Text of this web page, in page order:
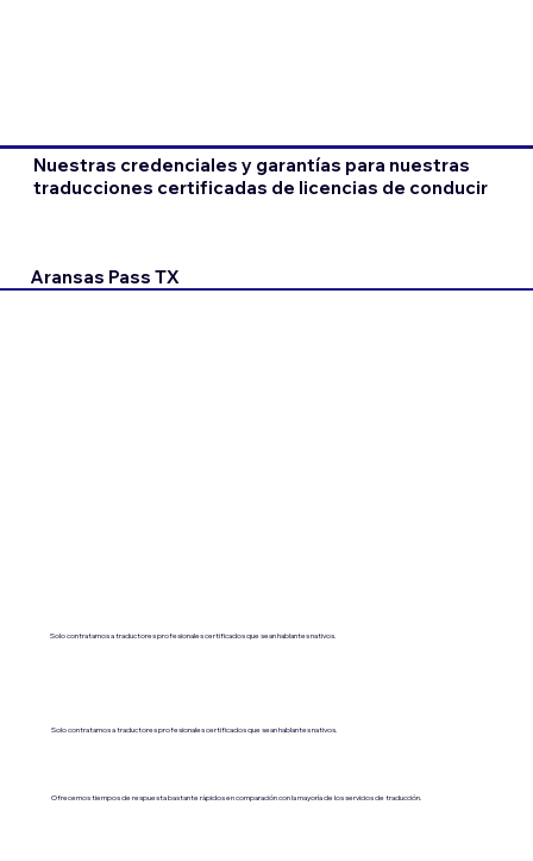
Solo contratamos a traductores profesionales certificados que sean hablantes nativos.
Solo contratamos a traductores profesionales certificados que sean hablantes nativos.
Ofrecemos tiempos de respuesta bastante rápidos en comparación con la mayoría de los servicios de traducción.
Nuestras credenciales y garantías para nuestras
traducciones certificadas de licencias de conducir
Aransas Pass TX